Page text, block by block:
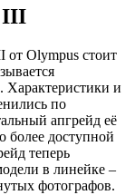
III
Olympus стоит
Характеристики и
по
апгрейд её
более доступной
теперь
в линейке –
фотографов.